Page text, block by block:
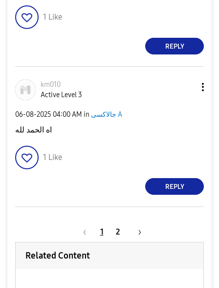
1 Like
REPLY
km010
Active Level 3
‎06-08-2025 04:00 AM in جالاكسى A
اه الحمد لله
1 Like
REPLY
1 2
Related Content